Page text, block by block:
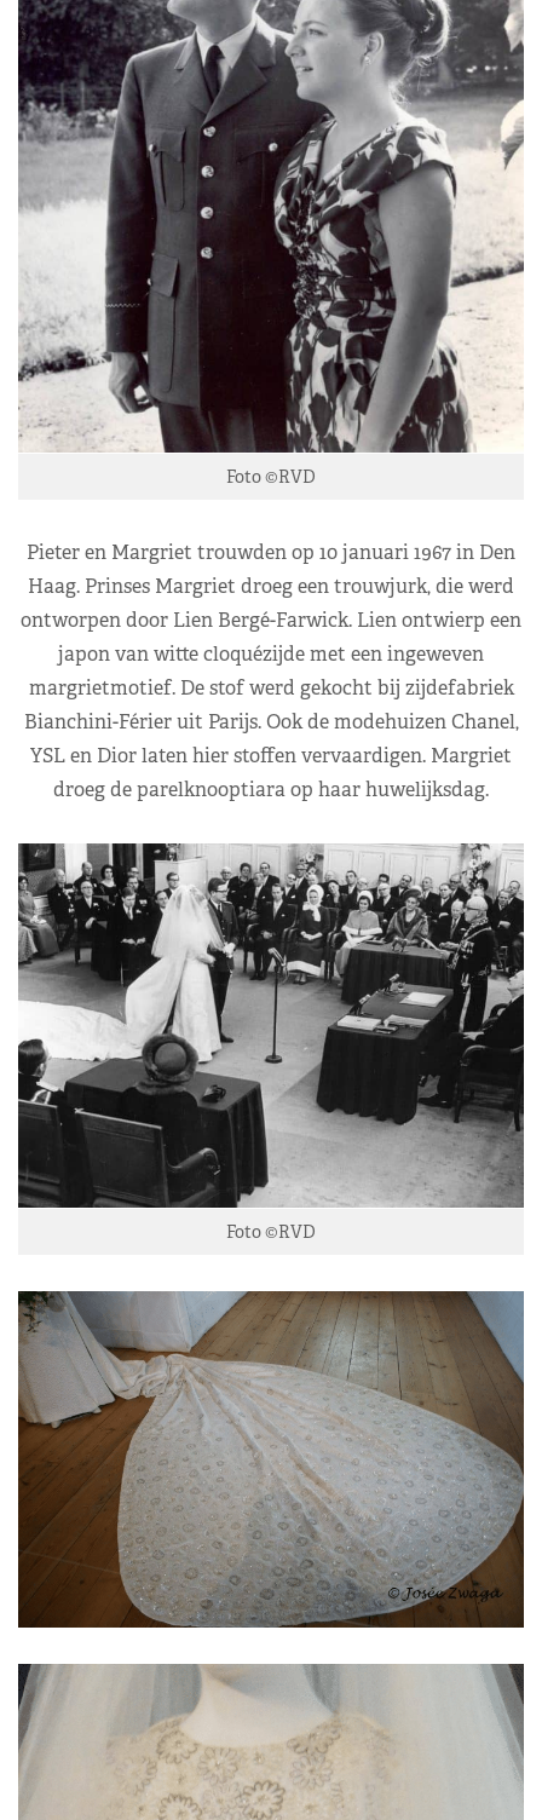
Foto ©RVD
Pieter en Margriet trouwden op 10 januari 1967 in Den
Haag. Prinses Margriet droeg een trouwjurk, die werd
ontworpen door Lien Bergé-Farwick. Lien ontwierp een
japon van witte cloquézijde met een ingeweven
margrietmotief. De stof werd gekocht bij zijdefabriek
Bianchini-Férier uit Parijs. Ook de modehuizen Chanel,
YSL en Dior laten hier stoffen vervaardigen. Margriet
droeg de parelknooptiara op haar huwelijksdag.
Foto ©RVD